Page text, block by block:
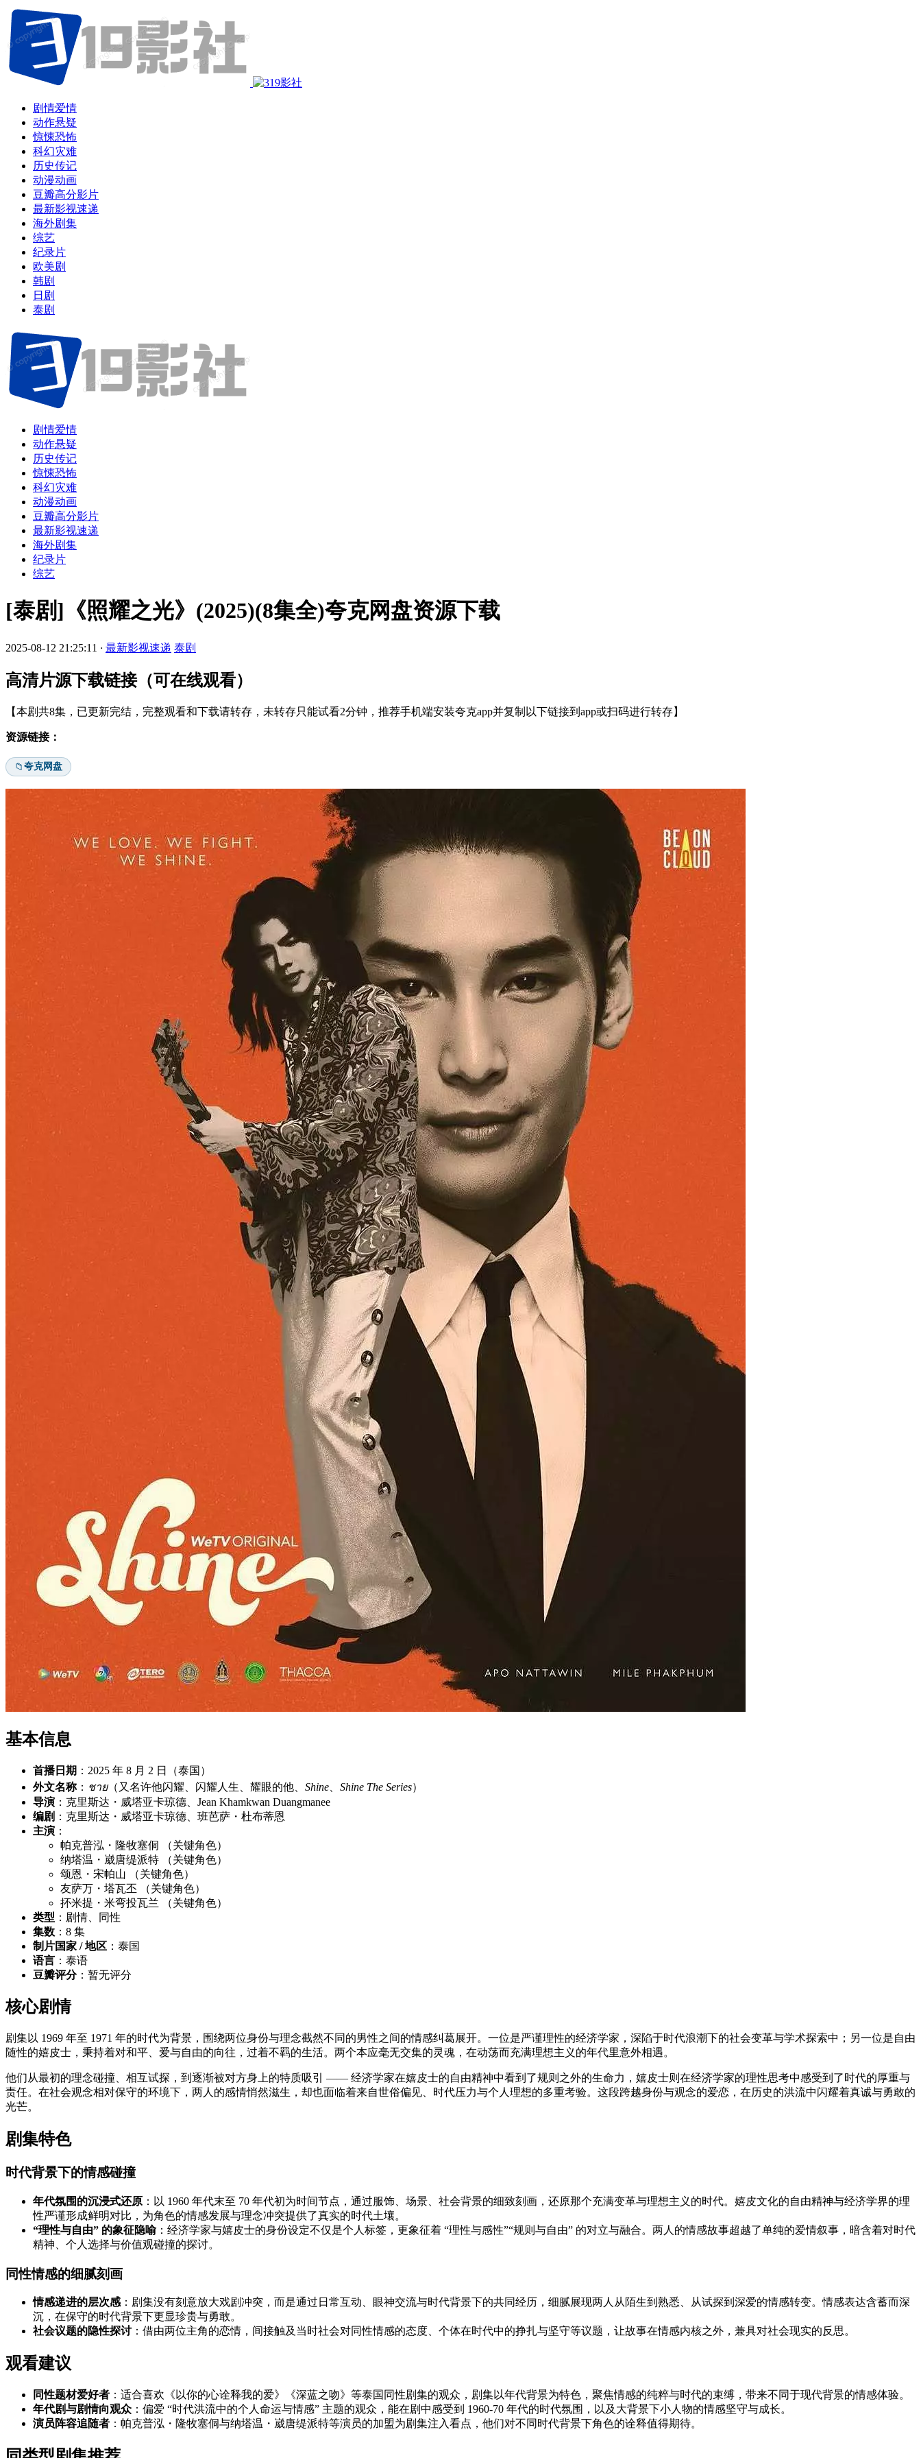
剧情爱情
动作悬疑
惊悚恐怖
科幻灾难
历史传记
动漫动画
豆瓣高分影片
最新影视速递
海外剧集
综艺
纪录片
欧美剧
韩剧
日剧
泰剧
剧情爱情
动作悬疑
历史传记
惊悚恐怖
科幻灾难
动漫动画
豆瓣高分影片
最新影视速递
海外剧集
纪录片
综艺
[泰剧]《照耀之光》(2025)(8集全)夸克网盘资源下载
2025-08-12 21:25:11 · 最新影视速递 泰剧
高清片源下载链接（可在线观看）
【本剧共8集，已更新完结，完整观看和下载请转存，未转存只能试看2分钟，推荐手机端安装夸克app并复制以下链接到app或扫码进行转存】
资源链接：
📁夸克网盘
基本信息
首播日期 ：2025 年 8 月 2 日（泰国）
外文名称： ชาย（又名许他闪耀、闪耀人生、耀眼的他、 Shine Shine The Series）
导演 ：克里斯达・威塔亚卡琼德、Jean Khamkwan Duangmanee
编剧 ：克里斯达・威塔亚卡琼德、班芭萨・杜布蒂恩
主演 ：
帕克普泓・隆牧塞侗 （关键角色）
纳塔温・崴唐缇派特 （关键角色）
颂恩・宋帕山 （关键角色）
友萨万・塔瓦丕 （关键角色）
抔米提・米弯投瓦兰 （关键角色）
类型 ：剧情、同性
集数 ：8 集
制片国家 / 地区 ：泰国
语言 ：泰语
豆瓣评分：暂无评分
核心剧情
剧集以 1969 年至 1971 年的时代为背景，围绕两位身份与理念截然不同的男性之间的情感纠葛展开。一位是严谨理性的经济学家，深陷于时代浪潮下的社会变革与学术探索中；另一位是自由
随性的嬉皮士，秉持着对和平、爱与自由的向往，过着不羁的生活。两个本应毫无交集的灵魂，在动荡而充满理想主义的年代里意外相遇。
他们从最初的理念碰撞、相互试探，到逐渐被对方身上的特质吸引 —— 经济学家在嬉皮士的自由精神中看到了规则之外的生命力，嬉皮士则在经济学家的理性思考中感受到了时代的厚重与
责任。在社会观念相对保守的环境下，两人的感情悄然滋生，却也面临着来自世俗偏见、时代压力与个人理想的多重考验。这段跨越身份与观念的爱恋，在历史的洪流中闪耀着真诚与勇敢的
光芒。
剧集特色
时代背景下的情感碰撞
年代氛围的沉浸式还原 ：以 1960 年代末至 70 年代初为时间节点，通过服饰、场景、社会背景的细致刻画，还原那个充满变革与理想主义的时代。嬉皮文化的自由精神与经济学界的理
性严谨形成鲜明对比，为角色的情感发展与理念冲突提供了真实的时代土壤。
“理性与自由” 的象征隐喻：经济学家与嬉皮士的身份设定不仅是个人标签，更象征着 “理性与感性”“规则与自由” 的对立与融合。两人的情感故事超越了单纯的爱情叙事，暗含着对时代
精神、个人选择与价值观碰撞的探讨。
同性情感的细腻刻画
情感递进的层次感 ：剧集没有刻意放大戏剧冲突，而是通过日常互动、眼神交流与时代背景下的共同经历，细腻展现两人从陌生到熟悉、从试探到深爱的情感转变。情感表达含蓄而深
沉，在保守的时代背景下更显珍贵与勇敢。
社会议题的隐性探讨：借由两位主角的恋情，间接触及当时社会对同性情感的态度、个体在时代中的挣扎与坚守等议题，让故事在情感内核之外，兼具对社会现实的反思。
观看建议
同性题材爱好者 ：适合喜欢《以你的心诠释我的爱》《深蓝之吻》等泰国同性剧集的观众，剧集以年代背景为特色，聚焦情感的纯粹与时代的束缚，带来不同于现代背景的情感体验。
年代剧与剧情向观众 ：偏爱 “时代洪流中的个人命运与情感” 主题的观众，能在剧中感受到 1960-70 年代的时代氛围，以及大背景下小人物的情感坚守与成长。
演员阵容追随者 ：帕克普泓・隆牧塞侗与纳塔温・崴唐缇派特等演员的加盟为剧集注入看点，他们对不同时代背景下角色的诠释值得期待。